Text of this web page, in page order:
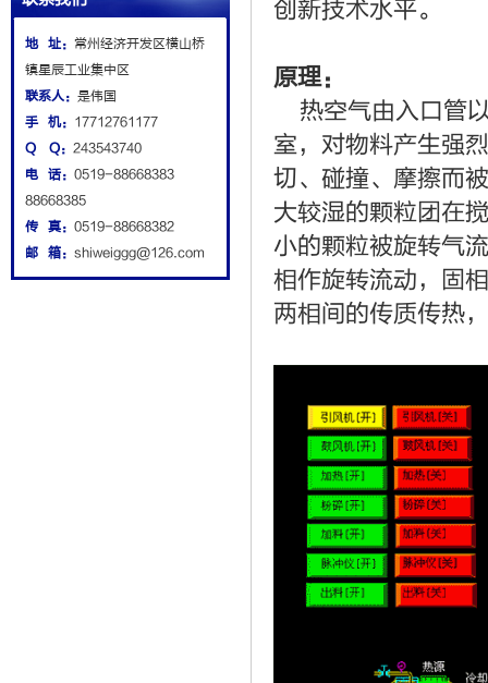
地 址： 常州经济开发区横山桥
镇星辰工业集中区
联系人： 是伟国
手 机： 17712761177
Q Q： 243543740
电 话： 0519-88668383
88668385
传 真： 0519-88668382
邮 箱： shiweiggg@126.com
创新技术水平。
原理：
热空气由入口管
室，对物料产生强
切、碰撞、摩擦而
大较湿的颗粒团在
小的颗粒被旋转气
相作旋转流动，固
两相间的传质传热